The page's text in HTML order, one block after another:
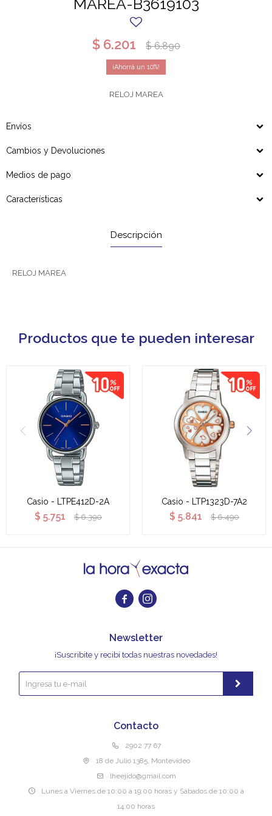
MAREA-B3619103
$ 6.201 $ 6.890
10
RELOJ MAREA
Envíos
Cambios y Devoluciones
Medios de pago
Características
Descripción
RELOJ MAREA
Productos que te pueden interesar
Casio - LTPE412D-2A
$ 5.751 $ 6.390
Casio - LTP1323D-7A2
$ 5.841 $ 6.490
 
Contacto
2902 77 67
18 de Julio 1385, Montevideo
lheejido@gmail.com
Lunes a Viernes de 10:00 a 19:00 horas y Sábados de 10:00 a
14:00 horas
Newsletter
¡Suscribite y recibí todas nuestras novedades!